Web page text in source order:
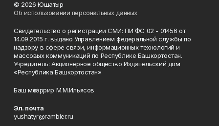
© 2026 Юшатыр
Об использовании персональных данных
Свидетельство о регистрации СМИ: ПИ ФС 02 - 01456 от
14.09.2015 г. выдано Управлением федеральной службы по
надзору в сфере связи, информационных технологий и
массовых коммуникаций по Республике Башкортостан.
Учредитель: Акционерное общество Издательский дом
«Республика Башкортостан»
Баш мөхәррир М.М.Ильясов
Эл. почта
yushatyr@rambler.ru